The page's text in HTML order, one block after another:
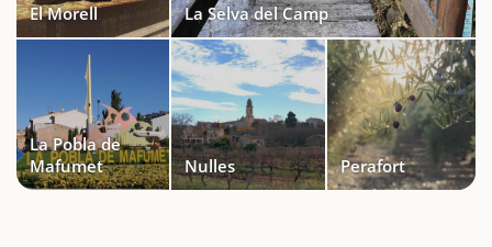
El Morell La Selva del Camp
La Pobla de
Mafumet
Nulles Perafort